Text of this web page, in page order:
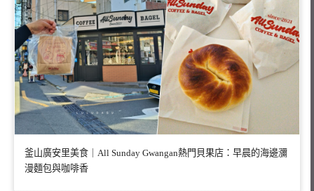
釜山廣安里美食｜All Sunday Gwangan熱門貝果店：早晨的海邊瀰
漫麵包與咖啡香